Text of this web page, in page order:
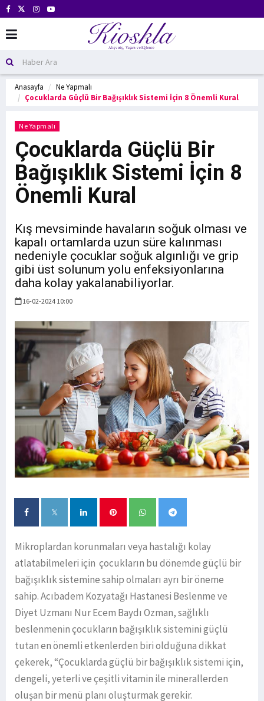
Anasayfa
Ne Yapmalı
Çocuklarda Güçlü Bir Bağışıklık Sistemi İçin 8 Önemli Kural
Ne Yapmalı
Çocuklarda Güçlü Bir
Bağışıklık Sistemi İçin 8
Önemli Kural
Kış mevsiminde havaların soğuk olması ve
kapalı ortamlarda uzun süre kalınması
nedeniyle çocuklar soğuk algınlığı ve grip
gibi üst solunum yolu enfeksiyonlarına
daha kolay yakalanabiliyorlar.
16-02-2024 10:00
Mikroplardan korunmaları veya hastalığı kolay
atlatabilmeleri için çocukların bu dönemde güçlü bir
bağışıklık sistemine sahip olmaları ayrı bir öneme
sahip. Acıbadem Kozyatağı Hastanesi Beslenme ve
Diyet Uzmanı Nur Ecem Baydı Ozman, sağlıklı
beslenmenin çocukların bağışıklık sistemini güçlü
tutan en önemli etkenlerden biri olduğuna dikkat
çekerek, “Çocuklarda güçlü bir bağışıklık sistemi için,
dengeli, yeterli ve çeşitli vitamin ile minerallerden
oluşan bir menü planı oluşturmak gerekir.